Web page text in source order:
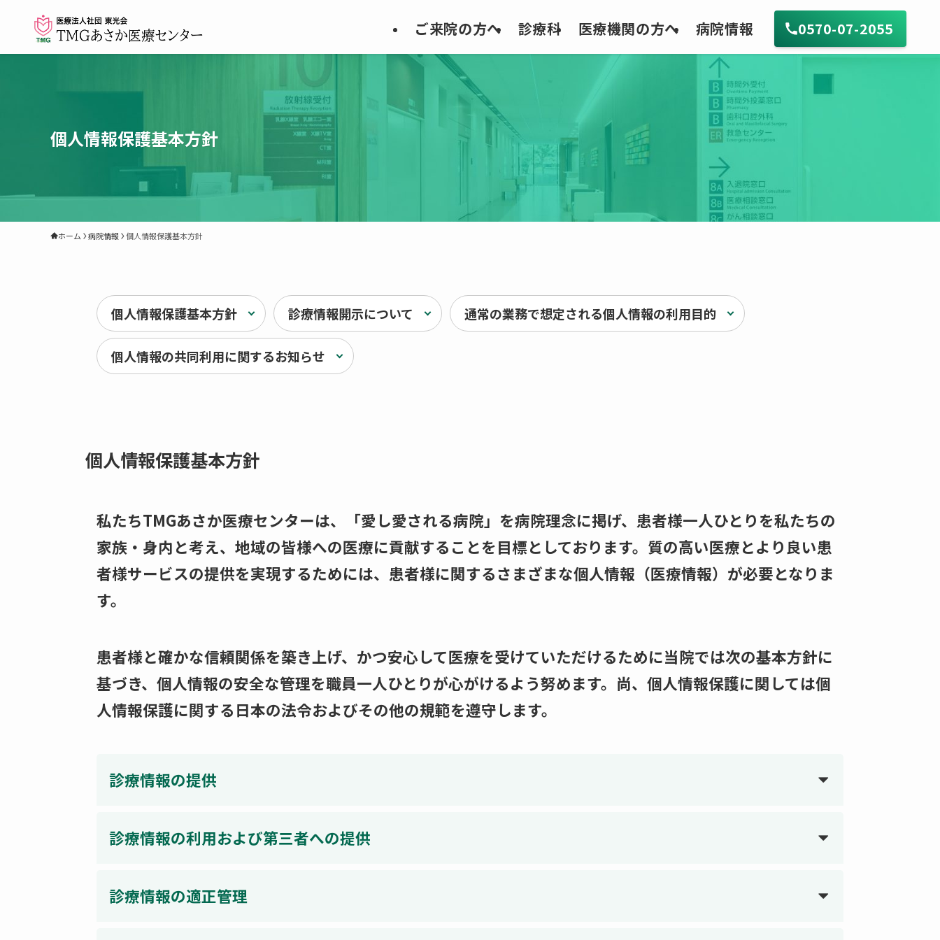
ご来院の方へ 診療科 医療機関の方へ 病院情報 0570-07-2055
個人情報保護基本方針
ホーム 病院情報 個人情報保護基本方針
個人情報保護基本方針 診療情報開示について 通常の業務で想定される個人情報の利用目的
個人情報の共同利用に関するお知らせ
個人情報保護基本方針
私たちTMGあさか医療センターは、「愛し愛される病院」を病院理念に掲げ、患者様一人ひとりを私たちの
家族・身内と考え、地域の皆様への医療に貢献することを目標としております。質の高い医療とより良い患
者様サービスの提供を実現するためには、患者様に関するさまざまな個人情報（医療情報）が必要となりま
す。
患者様と確かな信頼関係を築き上げ、かつ安心して医療を受けていただけるために当院では次の基本方針に
基づき、個人情報の安全な管理を職員一人ひとりが心がけるよう努めます。尚、個人情報保護に関しては個
人情報保護に関する日本の法令およびその他の規範を遵守します。
診療情報の提供
診療情報の利用および第三者への提供
診療情報の適正管理